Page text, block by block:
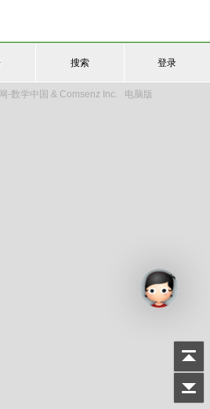
搜索 登录
-数学中国 & Comsenz Inc. 电脑版